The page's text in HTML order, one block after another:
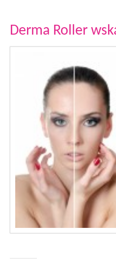
Derma Roller